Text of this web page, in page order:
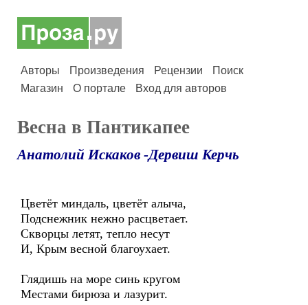
Авторы Произведения Рецензии
Поиск
Магазин
О портале Вход для авторов
Весна в Пантикапее
Анатолий Искаков -Дервиш Керчь
Цветёт миндаль, цветёт алыча,
Подснежник нежно расцветает.
Скворцы летят, тепло несут
И, Крым весной благоухает.
Глядишь на море синь кругом
Местами бирюза и лазурит.